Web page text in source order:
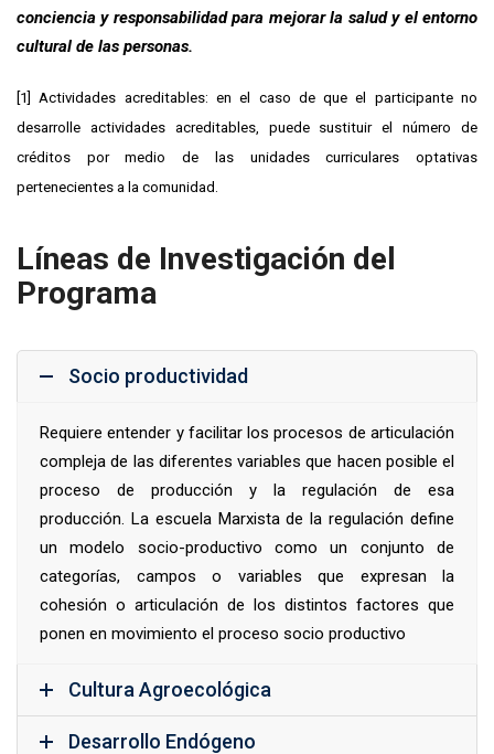
conciencia y responsabilidad para mejorar la salud y el entorno
cultural de las personas.
[1] Actividades acreditables: en el caso de que el participante no
desarrolle actividades acreditables, puede sustituir el número de
créditos por medio de las unidades curriculares optativas
pertenecientes a la comunidad.
Líneas de Investigación del
Programa
Socio productividad
Requiere entender y facilitar los procesos de articulación
compleja de las diferentes variables que hacen posible el
proceso de producción y la regulación de esa
producción. La escuela Marxista de la regulación define
un modelo socio-productivo como un conjunto de
categorías, campos o variables que expresan la
cohesión o articulación de los distintos factores que
ponen en movimiento el proceso socio productivo
Cultura Agroecológica
Desarrollo Endógeno